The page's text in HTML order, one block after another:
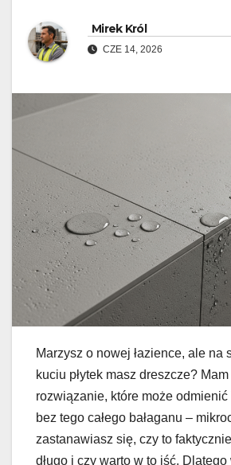
Mirek Król
CZE 14, 2026
Marzysz o nowej łazience, ale na
kuciu płytek masz dreszcze?
rozwiązanie, które może
bez tego całego bałaganu –
zastanawiasz się, czy to
długo i czy warto w to iść. Dlatego